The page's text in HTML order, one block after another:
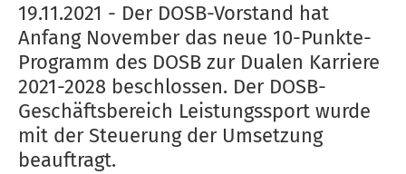
19.11.2021 - Der DOSB-Vorstand hat
Anfang November das neue 10-Punkte-
Programm des DOSB zur Dualen Karriere
2021-2028 beschlossen. Der DOSB-
Geschäftsbereich Leistungssport wurde
mit der Steuerung der Umsetzung
beauftragt.